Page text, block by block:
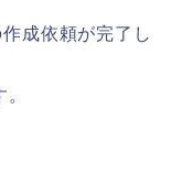
成依頼が完了し